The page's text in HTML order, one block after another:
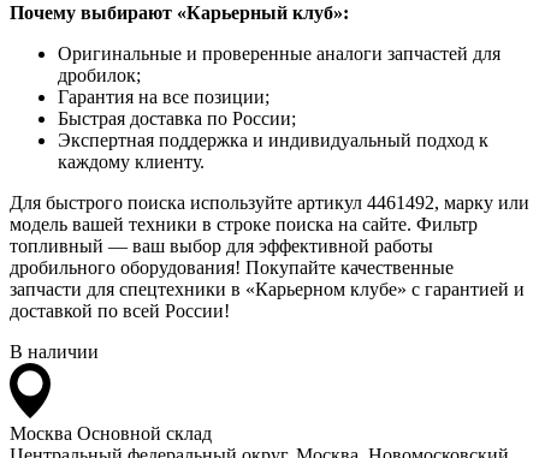
Почему выбирают «Карьерный клуб»:
Оригинальные и проверенные аналоги запчастей для
дробилок;
Гарантия на все позиции;
Быстрая доставка по России;
Экспертная поддержка и индивидуальный подход к
каждому клиенту.
Для быстрого поиска используйте артикул 4461492, марку или
модель вашей техники в строке поиска на сайте. Фильтр
топливный — ваш выбор для эффективной работы
дробильного оборудования! Покупайте качественные
запчасти для спецтехники в «Карьерном клубе» с гарантией и
доставкой по всей России!
В наличии
Москва Основной склад